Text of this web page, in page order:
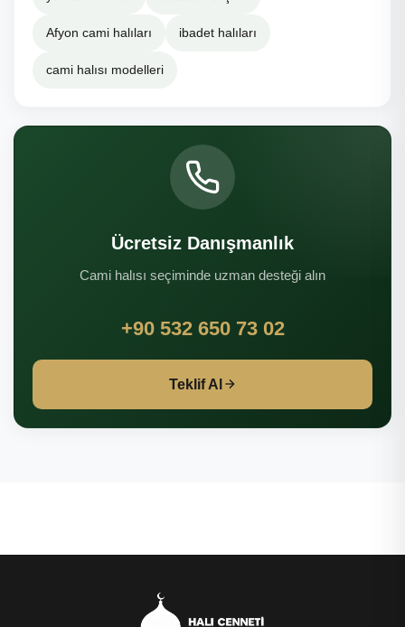
Afyon cami halıları ibadet halıları
cami halısı modelleri
Ücretsiz Danışmanlık
Cami halısı seçiminde uzman desteği alın
+90 532 650 73 02
Teklif Al